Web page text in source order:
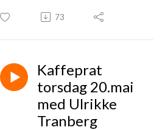
73
Kaffeprat
torsdag 20.mai
med Ulrikke
Tranberg